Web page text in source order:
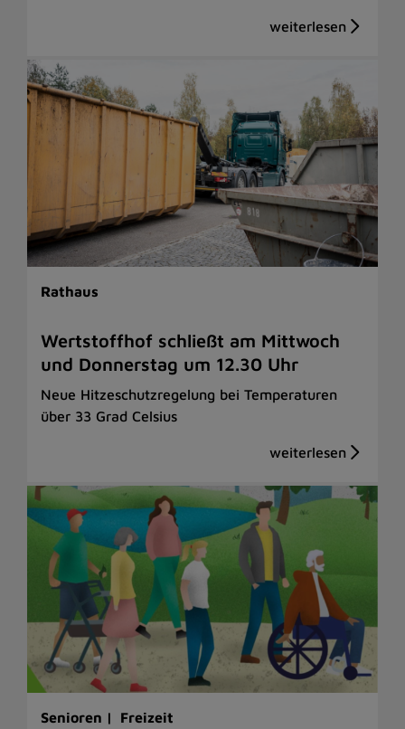
Rathaus
Wertstoffhof schließt am Mittwoch
und Donnerstag um 12.30 Uhr
Neue Hitzeschutzregelung bei Temperaturen
über 33 Grad Celsius
Senioren | Freizeit